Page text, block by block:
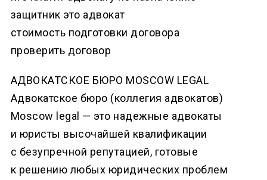
защитник это адвокат
стоимость подготовки договора
проверить договор
АДВОКАТСКОЕ БЮРО MOSCOW LEGAL
Адвокатское бюро (коллегия адвокатов)
Moscow legal — это надежные адвокаты
и юристы высочайшей квалификации
с безупречной репутацией, готовые
к решению любых юридических проблем